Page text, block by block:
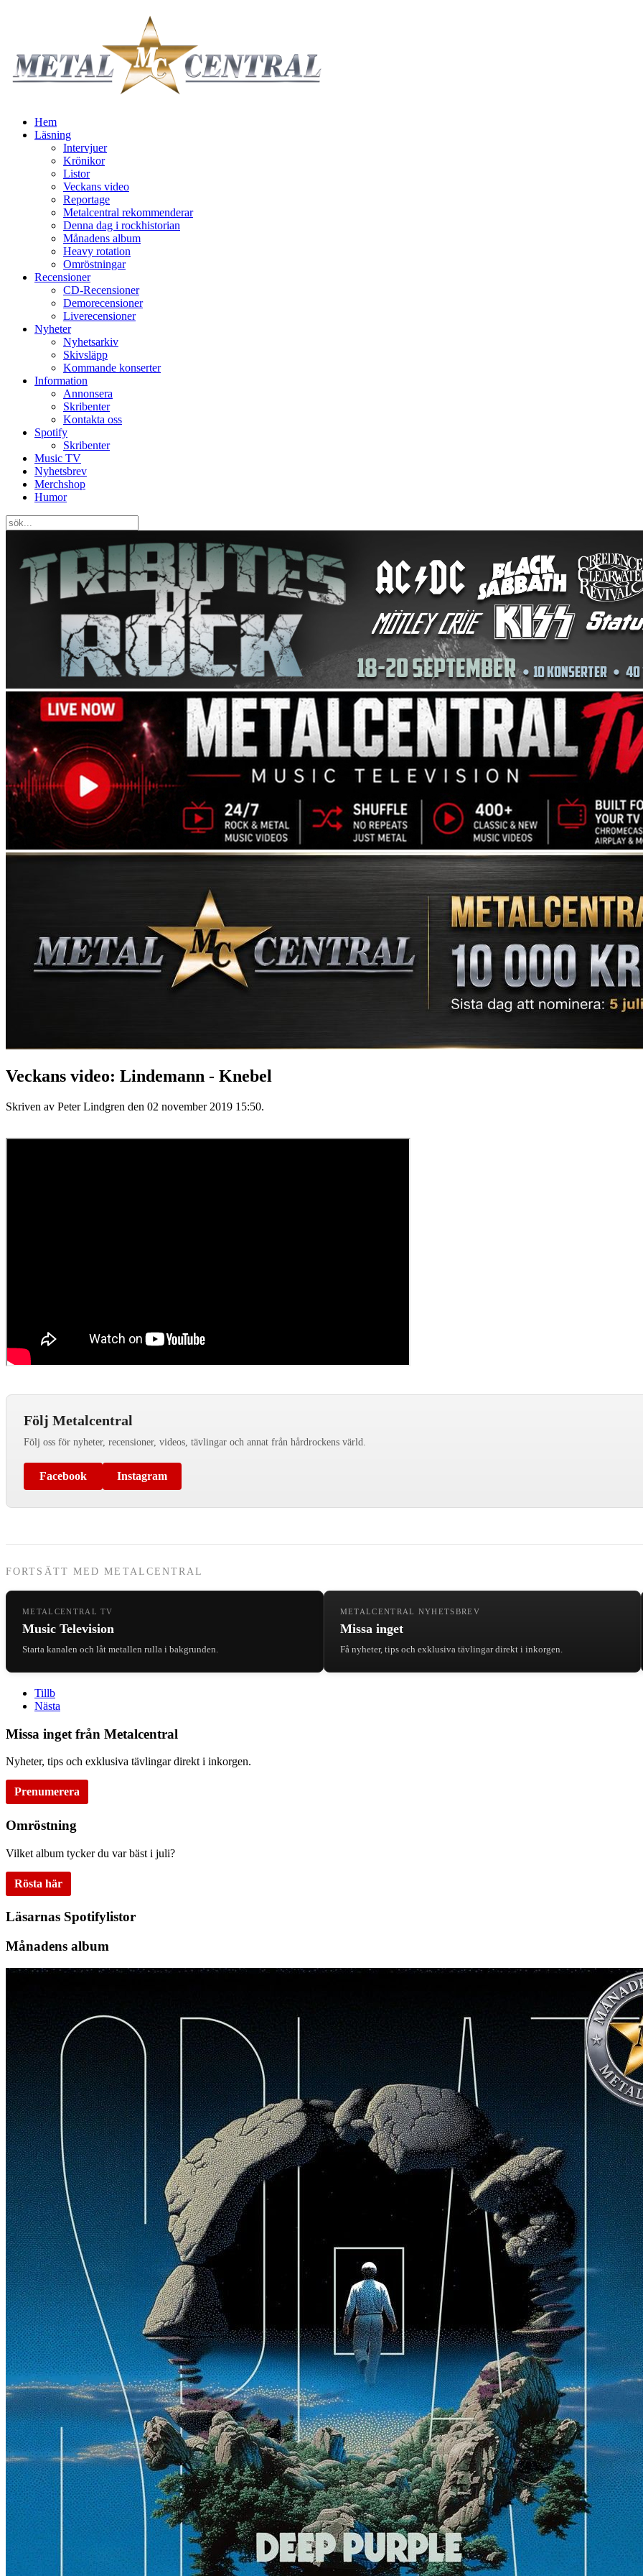
Hem
Läsning
Intervjuer
Krönikor
Listor
Veckans video
Reportage
Metalcentral rekommenderar
Denna dag i rockhistorian
Månadens album
Heavy rotation
Omröstningar
Recensioner
CD-Recensioner
Demorecensioner
Liverecensioner
Nyheter
Nyhetsarkiv
Skivsläpp
Kommande konserter
Information
Annonsera
Skribenter
Kontakta oss
Spotify
Skribenter
Music TV
Nyhetsbrev
Merchshop
Humor
Veckans video: Lindemann - Knebel
Skriven av Peter Lindgren den 02 november 2019 15:50.
Följ Metalcentral
Följ oss för nyheter, recensioner, videos, tävlingar och annat från hårdrockens värld.
Facebook Instagram
FORTSÄTT MED METALCENTRAL
METALCENTRAL TV
Music Television
Starta kanalen och låt metallen rulla i bakgrunden.
METALCENTRAL NYHETSBREV
Missa inget
Få nyheter, tips och exklusiva tävlingar direkt i inkorgen.
Tillb
Nästa
Missa inget från Metalcentral
Nyheter, tips och exklusiva tävlingar direkt i inkorgen.
Prenumerera
Omröstning
Vilket album tycker du var bäst i juli?
Rösta här
Läsarnas Spotifylistor
Månadens album